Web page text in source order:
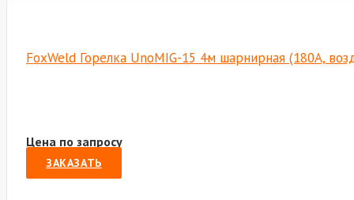
FoxWeld Горелка UnoMIG-15 4м шарнирная (180A,
Цена по запросу
ЗАКАЗАТЬ